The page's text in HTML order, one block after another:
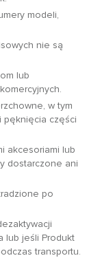
modeli,
nie są
lub
w tym
pęknięcia części
akcesoriami lub
dostarczone ani
po
lub jeśli Produkt
transportu.